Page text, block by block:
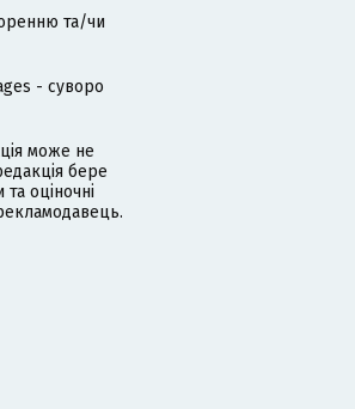
та/чи
- суворо
може не
бере
оціночні